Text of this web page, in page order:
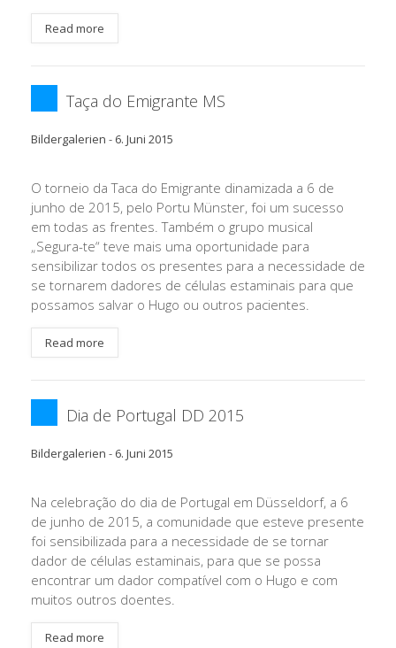
Read more
Taça do Emigrante MS
Bildergalerien - 6. Juni 2015
O torneio da Taca do Emigrante dinamizada a 6 de
junho de 2015, pelo Portu Münster, foi um sucesso
em todas as frentes. Também o grupo musical
„Segura-te“ teve mais uma oportunidade para
sensibilizar todos os presentes para a necessidade de
se tornarem dadores de células estaminais para que
possamos salvar o Hugo ou outros pacientes.
Read more
Dia de Portugal DD 2015
Bildergalerien - 6. Juni 2015
Na celebração do dia de Portugal em Düsseldorf, a 6
de junho de 2015, a comunidade que esteve presente
foi sensibilizada para a necessidade de se tornar
dador de células estaminais, para que se possa
encontrar um dador compatível com o Hugo e com
muitos outros doentes.
Read more